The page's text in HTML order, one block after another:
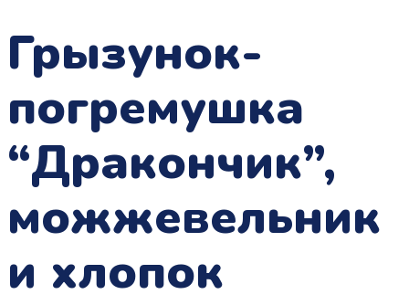
Грызунок-
погремушка
“Дракончик”,
можжевельник
и хлопок